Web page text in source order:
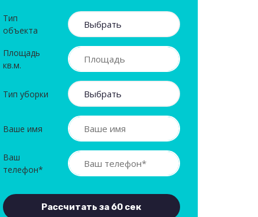
Тип
объекта
Площадь
кв.м.
Тип уборки
Ваше имя
Ваш
телефон*